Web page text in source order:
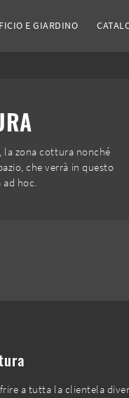
E GIARDINO
zona cottura nonché
che verrà in questo
hoc.
a tutta la clientela